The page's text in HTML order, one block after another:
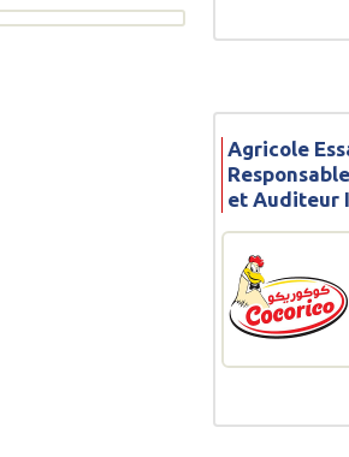
Agricole
et Auditeur